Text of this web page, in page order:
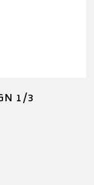
1/3